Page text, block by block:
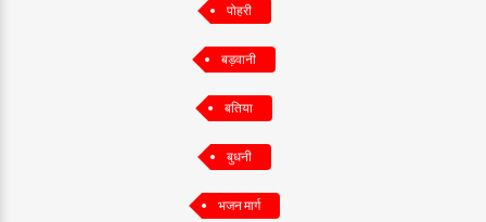
पोहरी
बड़वानी
बतिया
बुधनी
भजन मार्ग